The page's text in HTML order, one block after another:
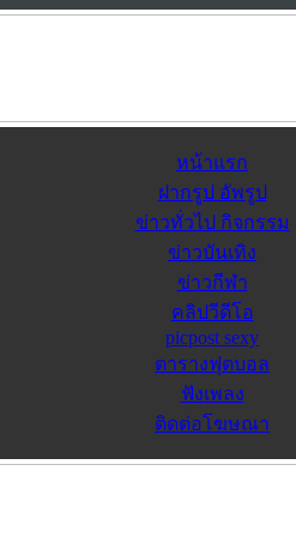
หน้าแรก
ฝากรูป อัพรูป
ข่าวทั่วไป กิจกรรม
ข่าวบันเทิง
ข่าวกีฬา
คลิปวีดีโอ
picpost sexy
ตารางฟุตบอล
ฟังเพลง
ติดต่อโฆษณา